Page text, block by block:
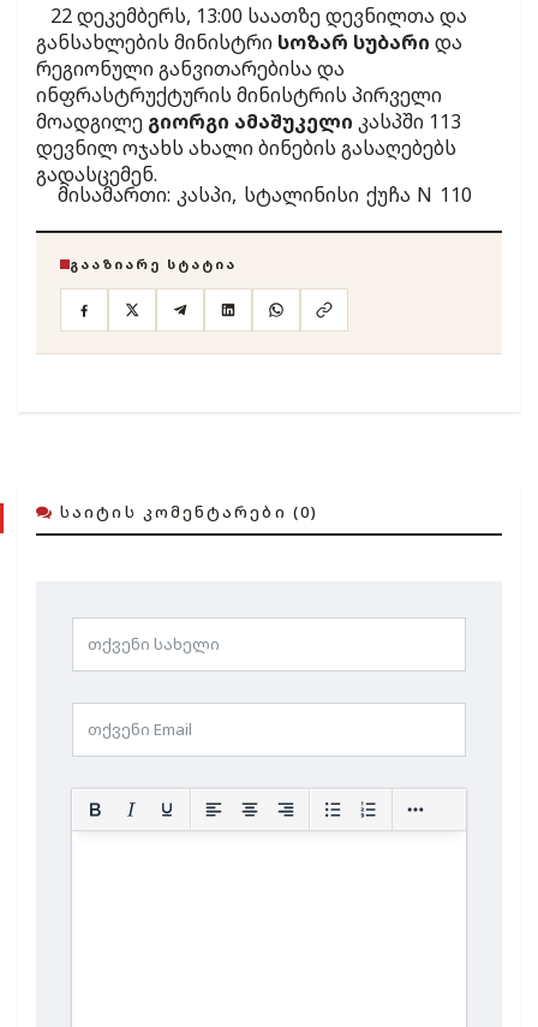
22 დეკემბერს, 13:00 საათზე დევნილთა და
განსახლების მინისტრი სოზარ სუბარი და
რეგიონული განვითარებისა და
ინფრასტრუქტურის მინისტრის პირველი
მოადგილე გიორგი ამაშუკელი კასპში 113
დევნილ ოჯახს ახალი ბინების გასაღებებს
გადასცემენ.
მისამართი: კასპი, სტალინისი ქუჩა N 110
ᲒᲐᲐᲖᲘᲐᲠᲔ ᲡᲢᲐᲢᲘᲐ
ᲡᲐᲘᲢᲘᲡ ᲙᲝᲛᲔᲜᲢᲐᲠᲔᲑᲘ (0)